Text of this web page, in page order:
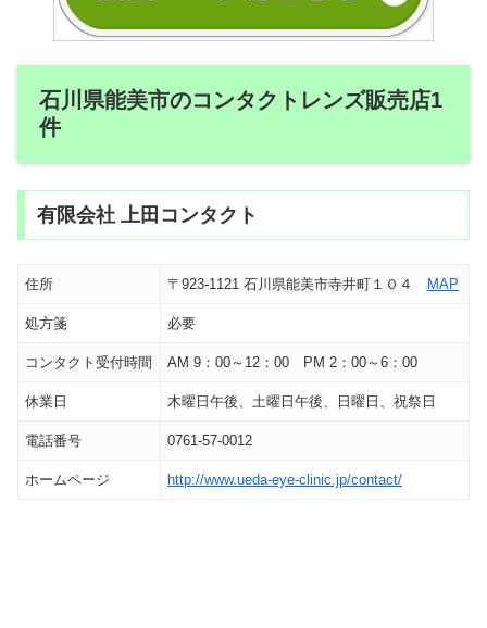
石川県能美市のコンタクトレンズ販売店1
件
有限会社 上田コンタクト
住所 〒923-1121 石川県能美市寺井町１０４ MAP
処方箋 必要
コンタクト受付時間 AM 9：00～12：00 PM 2：00～6：00
休業日 木曜日午後、土曜日午後、日曜日、祝祭日
電話番号 0761-57-0012
ホームページ http://www.ueda-eye-clinic.jp/contact/